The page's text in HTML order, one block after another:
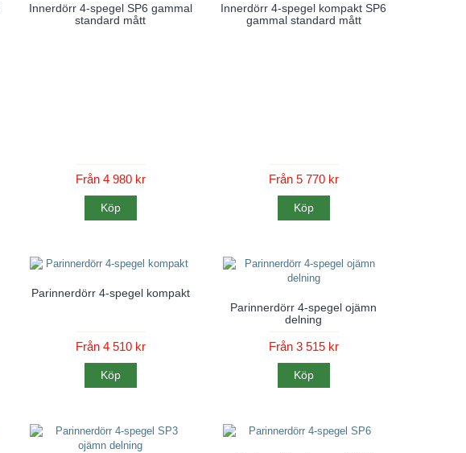
Innerdörr 4-spegel SP6 gammal
standard mått
Från 4 980 kr
Köp
Innerdörr 4-spegel kompakt SP6
gammal standard mått
Från 5 770 kr
Köp
Parinnerdörr 4-spegel kompakt
Från 4 510 kr
Köp
Parinnerdörr 4-spegel ojämn
delning
Från 3 515 kr
Köp